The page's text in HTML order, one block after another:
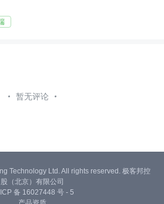
暂无评论
Technology Ltd. All rights reserved. 极客邦控
股（北京）有限公司
备 16027448 号 - 5